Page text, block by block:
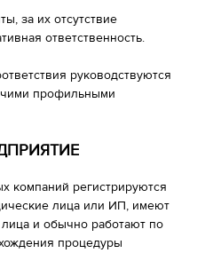
за их отсутствие
ответственность.
руководствуются
профильными
компаний регистрируются
лица или ИП, имеют
и обычно работают по
процедуры